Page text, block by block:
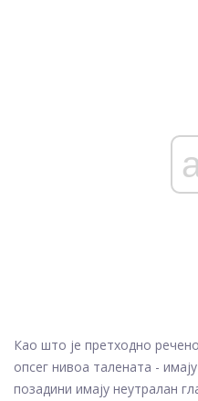
Као што је претходно
опсег нивоа талената -
позадини имају неутралан